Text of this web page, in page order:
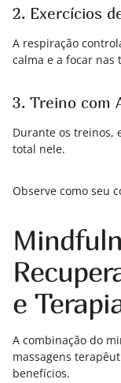
2. Exercícios
A respiração
calma e a focar nas
3. Treino com
Durante os treinos,
total nele.
Observe como seu
e
A combinação do
massagens
benefícios.